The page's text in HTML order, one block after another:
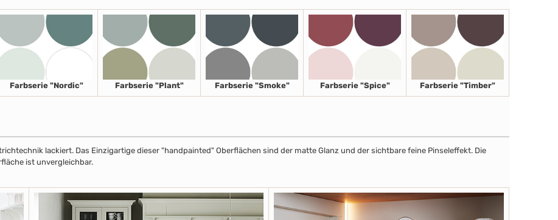
Farbserie "Nordic" Farbserie "Plant" Farbserie "Smoke" Farbserie "Spice" Farbserie "Timber"
lackiert. Das Einzigartige dieser "handpainted" Oberflächen sind der matte Glanz und der sichtbare feine Pinseleffekt. Die
ist unvergleichbar.